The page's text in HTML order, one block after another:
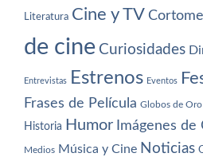
Literatura Cine y TV
de cine Curiosidades
Entrevistas Estrenos Eventos
Frases de Película Globos de Oro
Historia Humor Imágenes de
Medios Música y Cine Noticias